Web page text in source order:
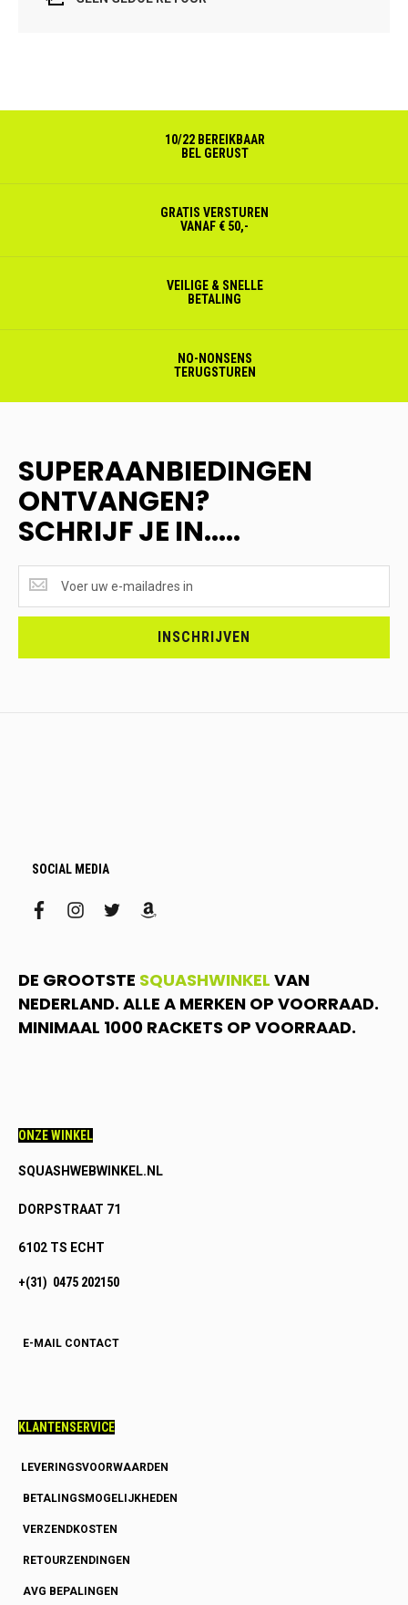
10/22 BEREIKBAAR
BEL GERUST
GRATIS VERSTUREN
VANAF € 50,-
VEILIGE & SNELLE
BETALING
NO-NONSENS
TERUGSTUREN
SUPERAANBIEDINGEN
ONTVANGEN?
SCHRIJF JE IN.....
ONTVANGEN?
<br>SCHRIJF
INSCHRIJVEN
SOCIAL MEDIA
facebookinstagram
twitteramazon
DE GROOTSTE SQUASHWINKEL VAN
NEDERLAND. ALLE A MERKEN OP VOORRAAD.
MINIMAAL 1000 RACKETS OP VOORRAAD.
ONZE WINKEL
SQUASHWEBWINKEL.NL
DORPSTRAAT 71
6102 TS ECHT
+(31) 0475 202150
E-MAIL CONTACT
KLANTENSERVICE
LEVERINGSVOORWAARDEN
BETALINGSMOGELIJKHEDEN
VERZENDKOSTEN
RETOURZENDINGEN
AVG BEPALINGEN